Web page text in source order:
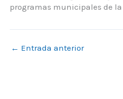
programas municipales de
← Entrada anterior